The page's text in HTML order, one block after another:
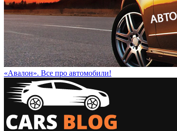
«Авалон». Все про автомобили!